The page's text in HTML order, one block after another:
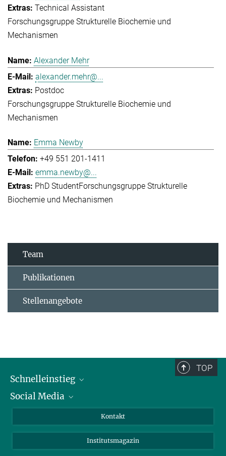
Technical Assistant
Forschungsgruppe Strukturelle Biochemie und
Mechanismen
Alexander Mehr
alexander.mehr@...
Postdoc
Forschungsgruppe Strukturelle Biochemie und
Mechanismen
Emma Newby
+49 551 201-1411
emma.newby@...
PhD StudentForschungsgruppe Strukturelle
Biochemie und Mechanismen
Team
Publikationen
Stellenangebote
TOP
Schnelleinstieg
Alumni
Fördernde
Social Media
Bluesky
Facebook
Kontakt
Institutsmagazin